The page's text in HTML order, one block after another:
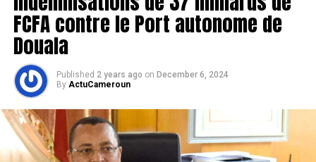
FCFA contre le Port autonome de
Douala
Published 2 years ago on December 6, 2024
By ActuCameroun